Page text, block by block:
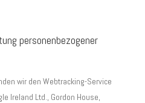
personenbezogener
wir den Webtracking-Service
Ireland Ltd., Gordon House,